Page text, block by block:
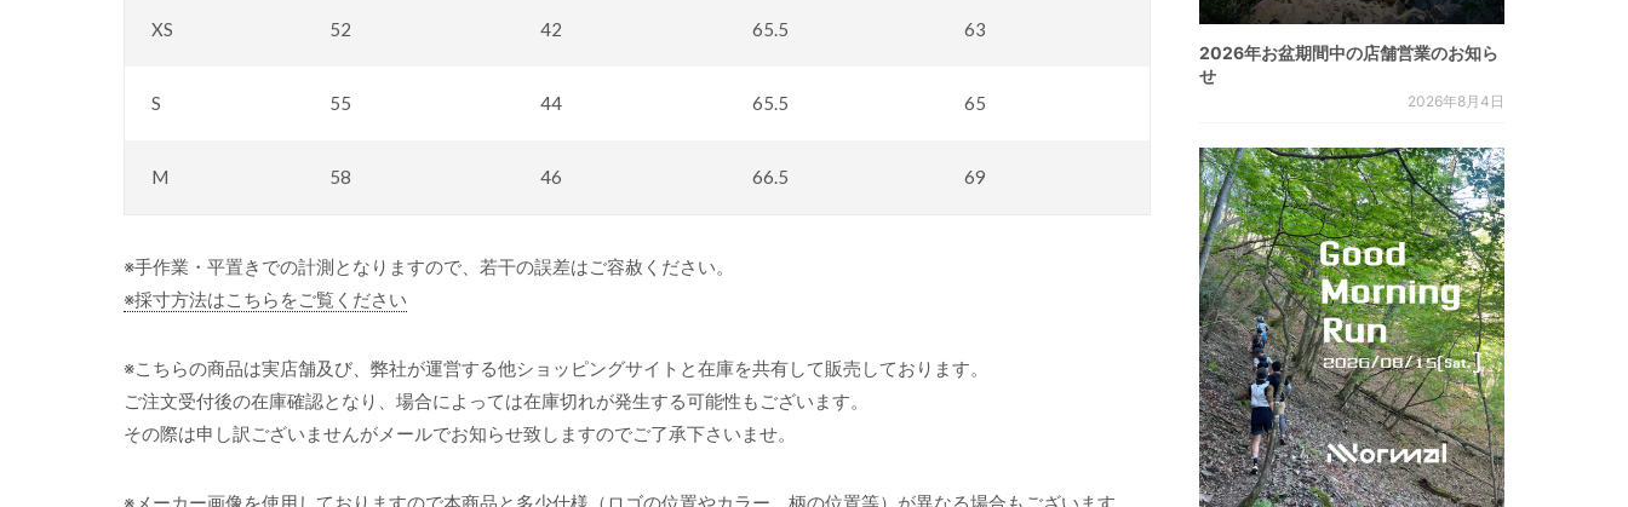
XS 52 42 65.5 63
S 55 44 65.5 65
M 58 46 66.5 69
※手作業・平置きでの計測となりますので、若干の誤差はご容赦ください。
※採寸方法はこちらをご覧ください
※こちらの商品は実店舗及び、弊社が運営する他ショッピングサイトと在庫を共有して販売しております。
ご注文受付後の在庫確認となり、場合によっては在庫切れが発生する可能性もございます。
その際は申し訳ございませんがメールでお知らせ致しますのでご了承下さいませ。
2026年お盆期間中の店舗営業のお知ら
せ
2026年8月4日